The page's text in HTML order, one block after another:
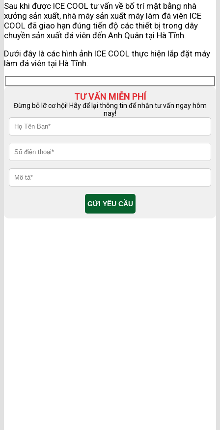
Sau khi được ICE COOL tư vấn về bố trí mặt bằng nhà
xưởng sản xuất, nhà máy sản xuất máy làm đá viên ICE
COOL đã giao hạn đúng tiến độ các thiết bị trong dây
chuyền sản xuất đá viên đến Anh Quân tại Hà Tĩnh.
Dưới đây là các hình ảnh ICE COOL thực hiện lắp đặt máy
làm đá viên tại Hà Tĩnh.
TƯ VẤN MIỄN PHÍ
Đừng bỏ lỡ cơ hội! Hãy để lại thông tin để nhận tư vấn ngay hôm
nay!